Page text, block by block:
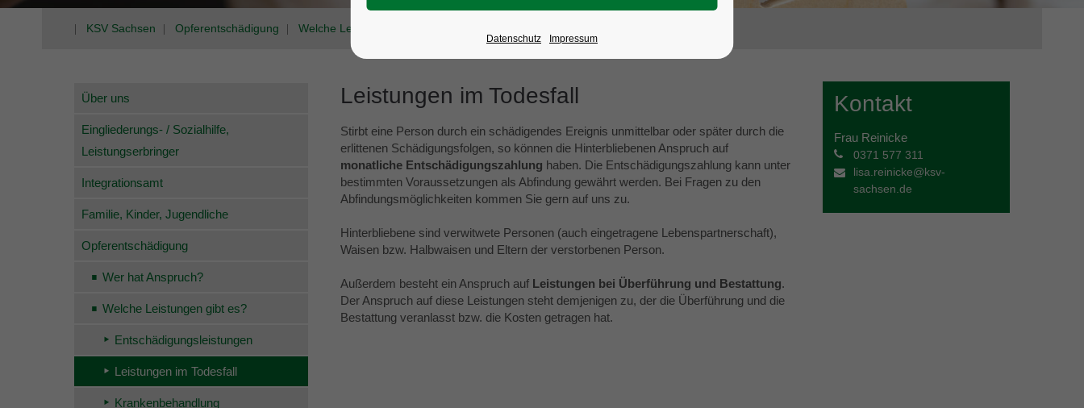
KSV Sachsen Opferentschädigung Welche Leistungen gibt es?
Leistungen im Todesfall
Stirbt eine Person durch ein schädigendes Ereignis unmittelbar oder später durch die
erlittenen Schädigungsfolgen, so können die Hinterbliebenen Anspruch auf
monatliche Entschädigungszahlung haben. Die Entschädigungszahlung kann unter
bestimmten Voraussetzungen als Abfindung gewährt werden. Bei Fragen zu den
Abfindungsmöglichkeiten kommen Sie gern auf uns zu.
Hinterbliebene sind verwitwete Personen (auch eingetragene Lebenspartnerschaft),
Waisen bzw. Halbwaisen und Eltern der verstorbenen Person.
Außerdem besteht ein Anspruch auf Leistungen bei Überführung und Bestattung.
Der Anspruch auf diese Leistungen steht demjenigen zu, der die Überführung und die
Bestattung veranlasst bzw. die Kosten getragen hat.
Über uns
Eingliederungs- / Sozialhilfe,
Leistungserbringer
Integrationsamt
Familie, Kinder, Jugendliche
Opferentschädigung
Wer hat Anspruch?
Welche Leistungen gibt es?
Entschädigungsleistungen
Leistungen im Todesfall
Krankenbehandlung
Kontakt
Frau Reinicke
0371 577 311
lisa.reinicke@ksv-
sachsen.de
Datenschutz Impressum